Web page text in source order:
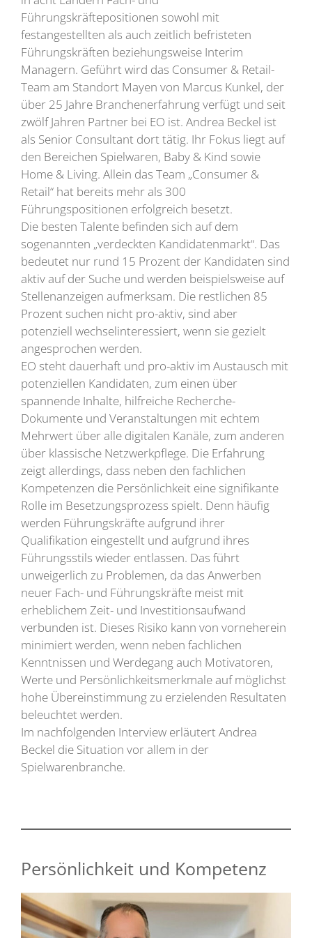
Führungskräftepositionen sowohl mit
festangestellten als auch zeitlich befristeten
Führungskräften beziehungsweise Interim
Managern. Geführt wird das Consumer & Retail-
Team am Standort Mayen von Marcus Kunkel, der
über 25 Jahre Branchenerfahrung verfügt und seit
zwölf Jahren Partner bei EO ist. Andrea Beckel ist
als Senior Consultant dort tätig. Ihr Fokus liegt auf
den Bereichen Spielwaren, Baby & Kind sowie
Home & Living. Allein das Team „Consumer &
Retail“ hat bereits mehr als 300
Führungspositionen erfolgreich besetzt.
Die besten Talente befinden sich auf dem
sogenannten „verdeckten Kandidatenmarkt“. Das
bedeutet nur rund 15 Prozent der Kandidaten sind
aktiv auf der Suche und werden beispielsweise auf
Stellenanzeigen aufmerksam. Die restlichen 85
Prozent suchen nicht pro-aktiv, sind aber
potenziell wechselinteressiert, wenn sie gezielt
angesprochen werden.
EO steht dauerhaft und pro-aktiv im Austausch mit
potenziellen Kandidaten, zum einen über
spannende Inhalte, hilfreiche Recherche-
Dokumente und Veranstaltungen mit echtem
Mehrwert über alle digitalen Kanäle, zum anderen
über klassische Netzwerkpflege. Die Erfahrung
zeigt allerdings, dass neben den fachlichen
Kompetenzen die Persönlichkeit eine signifikante
Rolle im Besetzungsprozess spielt. Denn häufig
werden Führungskräfte aufgrund ihrer
Qualifikation eingestellt und aufgrund ihres
Führungsstils wieder entlassen. Das führt
unweigerlich zu Problemen, da das Anwerben
neuer Fach- und Führungskräfte meist mit
erheblichem Zeit- und Investitionsaufwand
verbunden ist. Dieses Risiko kann von vorneherein
minimiert werden, wenn neben fachlichen
Kenntnissen und Werdegang auch Motivatoren,
Werte und Persönlichkeitsmerkmale auf möglichst
hohe Übereinstimmung zu erzielenden Resultaten
beleuchtet werden.
Im nachfolgenden Interview erläutert Andrea
Beckel die Situation vor allem in der
Spielwarenbranche.
Persönlichkeit und Kompetenz